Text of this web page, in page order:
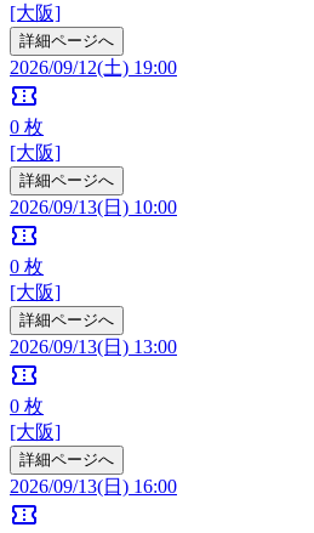
[大阪]
詳細ページへ
2026/09/12(土) 19:00
confirmation_number
0 枚
[大阪]
詳細ページへ
2026/09/13(日) 10:00
confirmation_number
0 枚
[大阪]
詳細ページへ
2026/09/13(日) 13:00
confirmation_number
0 枚
[大阪]
詳細ページへ
2026/09/13(日) 16:00
confirmation_number